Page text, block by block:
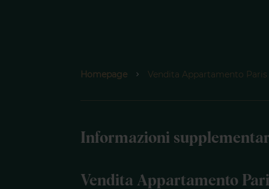
Homepage Vendita Appartamento Paris
Informazioni
Vendita Appartamento